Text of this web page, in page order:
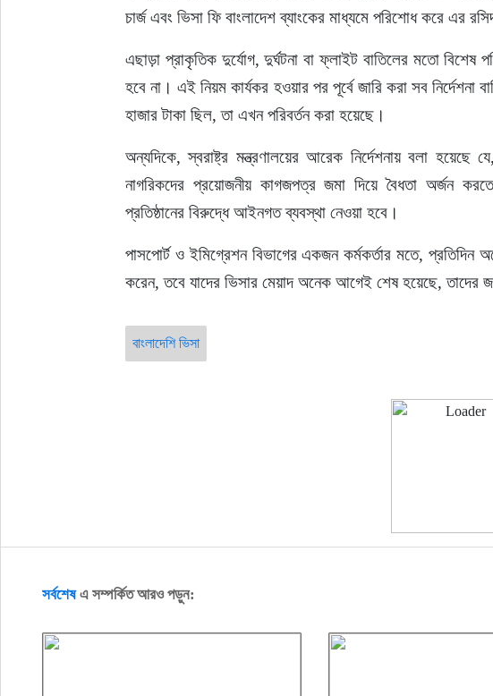
চার্জ এবং ভিসা ফি বাংলাদেশ ব্যাংকের মাধ্যমে পরিশোধ করে এর
এছাড়া প্রাকৃতিক দুর্যোগ, দুর্ঘটনা বা ফ্লাইট বাতিলের মতো বিশেষ
হবে না। এই নিয়ম কার্যকর হওয়ার পর পূর্বে জারি করা সব
হাজার টাকা ছিল, তা এখন পরিবর্তন করা হয়েছে।
অন্যদিকে, স্বরাষ্ট্র মন্ত্রণালয়ের আরেক নির্দেশনায় বলা হয়েছে
নাগরিকদের প্রয়োজনীয় কাগজপত্র জমা দিয়ে বৈধতা অর্জন
প্রতিষ্ঠানের বিরুদ্ধে আইনগত ব্যবস্থা নেওয়া হবে।
পাসপোর্ট ও ইমিগ্রেশন বিভাগের একজন কর্মকর্তার মতে, প্রতিদিন
করেন, তবে যাদের ভিসার মেয়াদ অনেক আগেই শেষ হয়েছে, তাদের
বাংলাদেশি ভিসা
সর্বশেষএ সম্পর্কিত আরও পড়ুন: